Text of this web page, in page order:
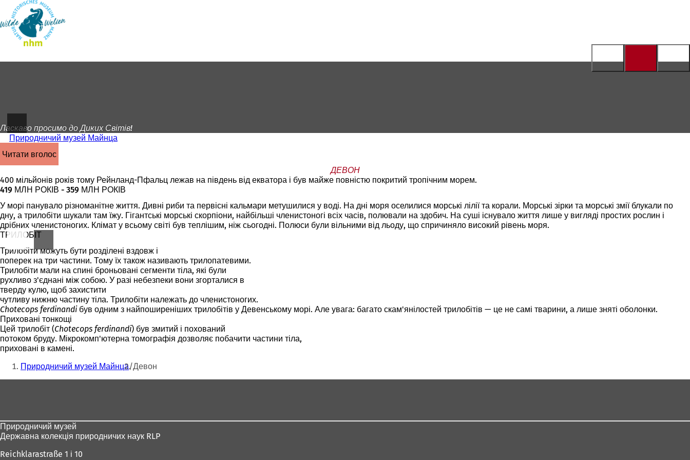
Перейти до змісту
головну
сторінку
Ласкаво просимо до Диких Світів!
Природничий музей Майнца
читати вголос
ДЕВОН
400 мільйонів років тому Рейнланд-Пфальц лежав на південь від екватора і був майже повністю покритий тропічним морем.
419 МЛН РОКІВ - 359 МЛН РОКІВ
У морі панувало різноманітне життя. Дивні риби та первісні кальмари метушилися у воді. На дні моря оселилися морські лілії та корали. Морські зірки та морські змії блукали по
дну, а трилобіти шукали там їжу. Гігантські морські скорпіони, найбільші членистоногі всіх часів, полювали на здобич. На суші існувало життя лише у вигляді простих рослин і
дрібних членистоногих. Клімат у всьому світі був теплішим, ніж сьогодні. Полюси були вільними від льоду, що спричиняло високий рівень моря.
ТРИЛОБІТ
Трилобіти можуть бути розділені вздовж і
поперек на три частини. Тому їх також називають трилопатевими.
Трилобіти мали на спині броньовані сегменти тіла, які були
рухливо з'єднані між собою. У разі небезпеки вони згорталися в
тверду кулю, щоб захистити
чутливу нижню частину тіла. Трилобіти належать до членистоногих.
Chotecops ferdinandiбув одним з найпоширеніших трилобітів у Девенському морі. Але увага: багато скам'янілостей трилобітів — це не самі тварини, а лише зняті оболонки.
Приховані тонкощі
Цей трилобіт (Chotecops ferdinandi) був змитий і похований
потоком бруду. Мікрокомп'ютерна томографія дозволяє побачити частини тіла,
приховані в камені.
Ти
тут:
Природничий музей Майнца Девон
Природничий музей
Державна колекція природничих наук RLP
Reichklarastraße 1 і 10